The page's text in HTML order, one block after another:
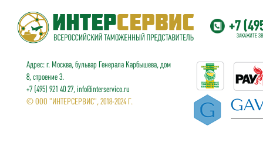
+7
ЗАКАЖИТЕ
Адрес: г. Москва, бульвар Генерала Карбышева, дом
8, строение 3.
+7 (495) 921 40 27, info@interservico.ru
© ООО "ИНТЕРСЕРВИС", 2018-2024 Г.